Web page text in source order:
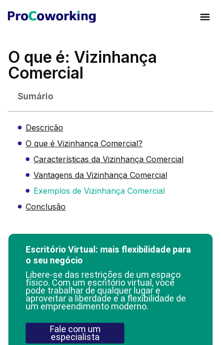
O que é: Vizinhança
Comercial
Sumário
Descrição
O que é Vizinhança Comercial?
Características da Vizinhança Comercial
Vantagens da Vizinhança Comercial
Exemplos de Vizinhança Comercial
Conclusão
Escritório Virtual: mais flexibilidade para
o seu negócio
Libere-se das restrições de um espaço
físico. Com um escritório virtual, você
pode trabalhar de qualquer lugar e
aproveitar a liberdade e a flexibilidade de
um empreendimento moderno.
Fale com um
especialista